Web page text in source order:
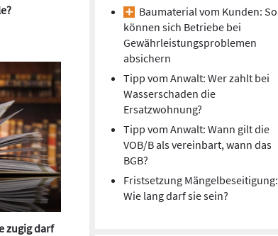
zugig darf
Baumaterial vom Kunden: So
können sich Betriebe bei
Gewährleistungsproblemen
absichern
Tipp vom Anwalt: Wer zahlt bei
Wasserschaden die
Ersatzwohnung?
Tipp vom Anwalt: Wann gilt die
VOB/B als vereinbart, wann das
BGB?
Fristsetzung Mängelbeseitigung:
Wie lang darf sie sein?